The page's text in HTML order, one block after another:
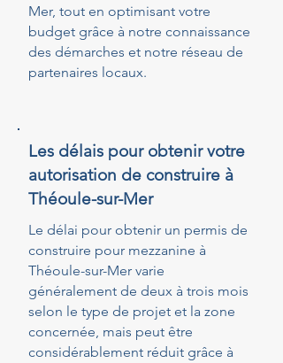
Mer, tout en optimisant votre
budget grâce à notre connaissance
des démarches et notre réseau de
partenaires locaux.
Les délais pour obtenir votre
autorisation de construire à
Théoule-sur-Mer
Le délai pour obtenir un permis de
construire pour mezzanine à
Théoule-sur-Mer varie
généralement de deux à trois mois
selon le type de projet et la zone
concernée, mais peut être
considérablement réduit grâce à